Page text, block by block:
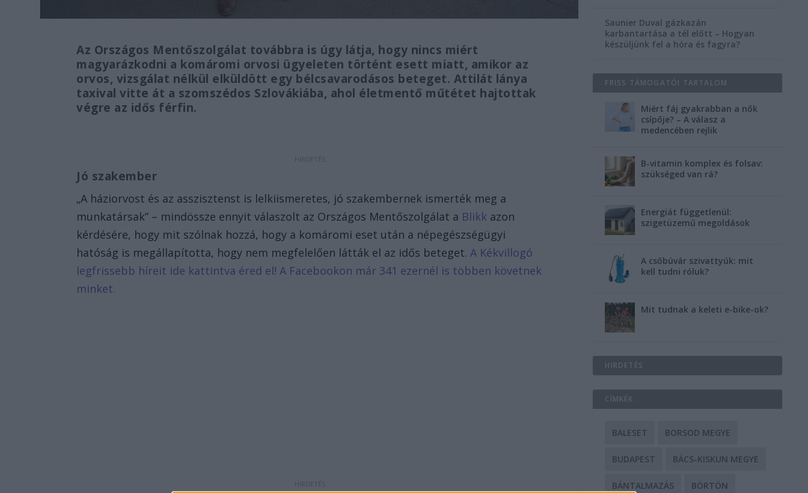
Az Országos Mentőszolgálat továbbra is úgy látja, hogy nincs miért
magyarázkodni a komáromi orvosi ügyeleten történt esett miatt, amikor az
orvos, vizsgálat nélkül elküldött egy bélcsavarodásos beteget. Attilát lánya
taxival vitte át a szomszédos Szlovákiába, ahol életmentő műtétet hajtottak
végre az idős férfin.
Jó szakember
„A háziorvost és az asszisztenst is lelkiismeretes, jó szakembernek ismerték meg a
munkatársak” – mindössze ennyit válaszolt az Országos Mentőszolgálat a Blikk azon
kérdésére, hogy mit szólnak hozzá, hogy a komáromi eset után a népegészségügyi
hatóság is megállapította, hogy nem megfelelően látták el az idős beteget.A Kékvillogó
legfrissebb híreit ide kattintva éred el! A Facebookon már 341 ezernél is többen követnek
minket.
Saunier Duval gázkazán
karbantartása a tél előtt – Hogyan
készüljünk fel a hóra és fagyra?
FRISS TÁMOGATÓI TARTALOM
Miért fáj gyakrabban a nők
csípője? – A válasz a
medencében rejlik
B-vitamin komplex és folsav:
szükséged van rá?
Energiát függetlenül:
szigetüzemű megoldások
A csőbúvár szivattyúk: mit
kell tudni róluk?
Mit tudnak a keleti e-bike-ok?
HIRDETÉS
CÍMKÉK
BALESET BORSOD MEGYE
BUDAPEST BÁCS-KISKUN MEGYE
BÁNTALMAZÁS BÖRTÖN